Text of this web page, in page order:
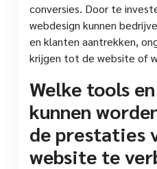
conversies. Door te
webdesign kunnen
en klanten aantrekken,
krijgen tot de website of
Welke tools
kunnen
de prestaties
website te